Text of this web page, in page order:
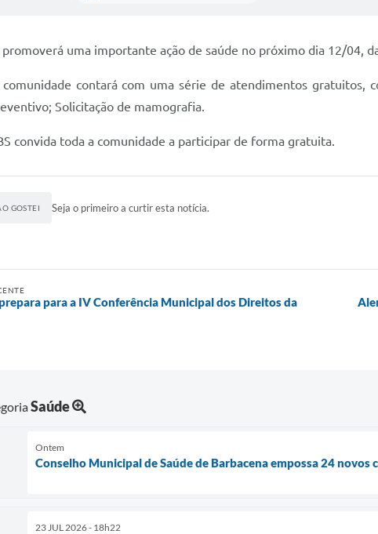
promoverá uma importante ação de saúde no próximo dia 12/04,
contará com uma série de atendimentos gratuitos,
Solicitação de mamografia.
convida toda a comunidade a participar de forma gratuita.
GOSTEI Seja o primeiro a curtir esta notícia.
para a IV Conferência Municipal dos Direitos da
Saúde
Ontem
Conselho Municipal de Saúde de Barbacena empossa 24 novos
23 JUL 2026 - 18h22